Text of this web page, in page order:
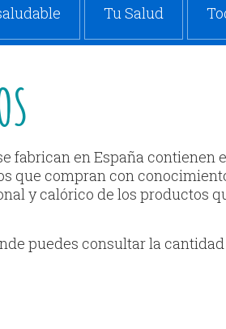
Tu Salud
fabrican en España contienen
que compran con
y calórico de los productos
puedes consultar la